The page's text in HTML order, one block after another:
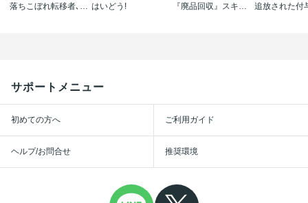
はいどう!
サポートメニュー
初めての方へ ご利用ガイド
ヘルプ/お問合せ 推奨環境